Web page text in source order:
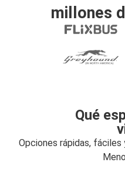
millones
Qué
Opciones rápidas,